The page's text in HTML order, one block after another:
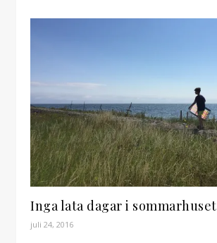
Inga lata dagar i sommarhuset
juli 24, 2016